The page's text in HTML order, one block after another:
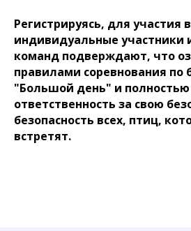
Регистрируясь, для участия
индивидуальные участники
команд подверждают, что
правилами соревнования по
"Большой день" и полностью
ответственность за свою
безопасность всех, птиц,
встретят.